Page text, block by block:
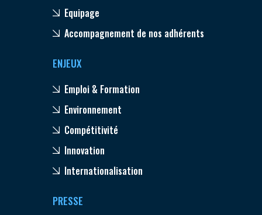
Equipage
Accompagnement de nos adhérents
ENJEUX
Emploi & Formation
Environnement
Compétitivité
Innovation
Internationalisation
PRESSE